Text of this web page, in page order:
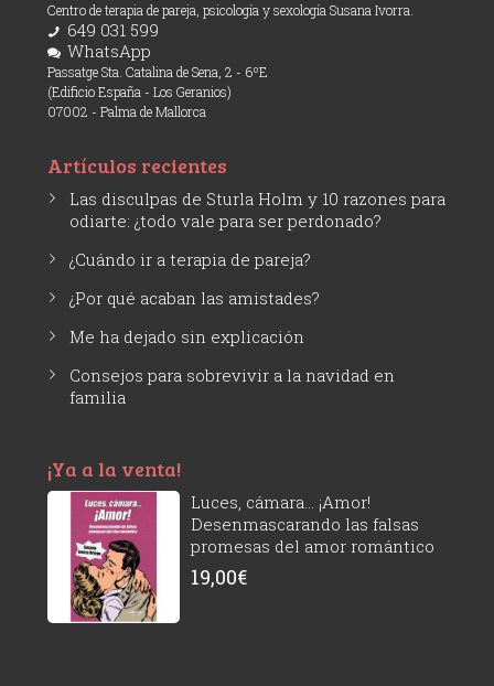
Centro de terapia de pareja, psicología y sexología Susana Ivorra.
649 031 599
WhatsApp
Passatge Sta. Catalina de Sena, 2 - 6ºE
(Edificio España - Los Geranios)
07002 - Palma de Mallorca
Artículos recientes
Las disculpas de Sturla Holm y 10 razones para
odiarte: ¿todo vale para ser perdonado?
¿Cuándo ir a terapia de pareja?
¿Por qué acaban las amistades?
Me ha dejado sin explicación
Consejos para sobrevivir a la navidad en
familia
¡Ya a la venta!
Luces, cámara... ¡Amor!
Desenmascarando las falsas
promesas del amor romántico
19,00€